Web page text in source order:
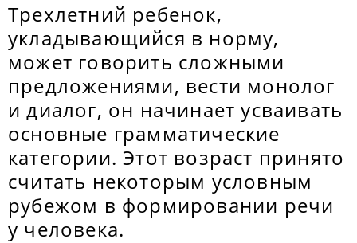
Трехлетний ребенок,
укладывающийся в норму,
может говорить сложными
предложениями, вести монолог
и диалог, он начинает усваивать
основные грамматические
категории. Этот возраст принято
считать некоторым условным
рубежом в формировании речи
у человека.